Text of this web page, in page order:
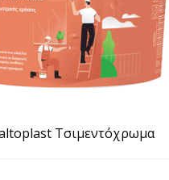
Τσιμεντόχρωμα